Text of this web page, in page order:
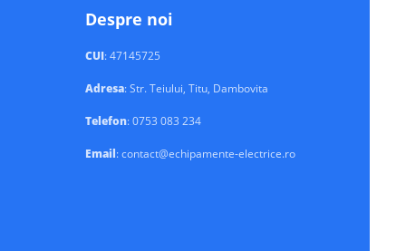
Despre noi
CUI: 47145725
Adresa: Str. Teiului, Titu, Dambovita
Telefon: 0753 083 234
Email: contact@echipamente-electrice.ro